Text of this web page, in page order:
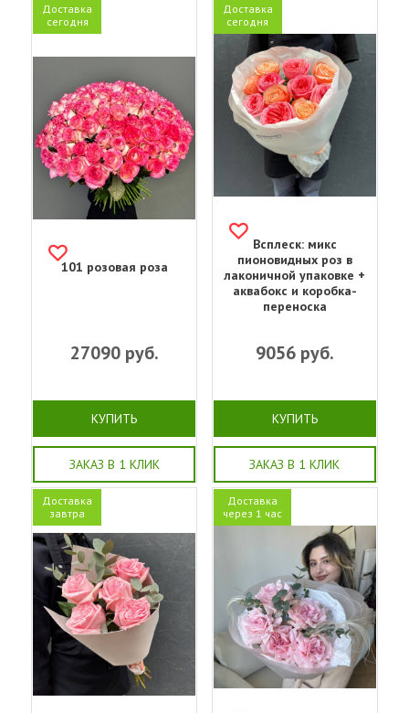
Доставка
сегодня
101 розовая роза
27090руб.
КУПИТЬ
ЗАКАЗ В 1 КЛИК
Доставка
сегодня
Всплеск: микс
пионовидных роз в
лаконичной упаковке +
аквабокс и коробка-
переноска
9056руб.
КУПИТЬ
ЗАКАЗ В 1 КЛИК
Доставка
завтра
Доставка
через 1 час